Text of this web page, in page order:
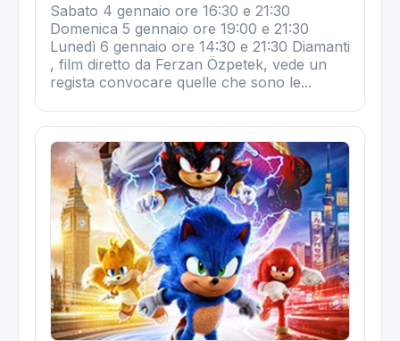
Sabato 4 gennaio ore 16:30 e 21:30
Domenica 5 gennaio ore 19:00 e 21:30
Lunedì 6 gennaio ore 14:30 e 21:30 Diamanti
, film diretto da Ferzan Özpetek, vede un
regista convocare quelle che sono le...